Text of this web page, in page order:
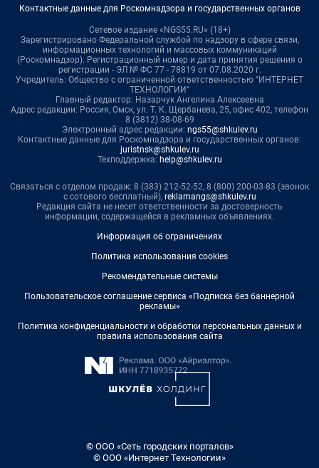
Контактные данные для Роскомнадзора и государственных органов
Сетевое издание «NGS55.RU» (18+)
Зарегистрировано Федеральной службой по надзору в сфере связи,
информационных технологий и массовых коммуникаций
(Роскомнадзор). Регистрационный номер и дата принятия решения о
регистрации - ЭЛ № ФС 77 - 78819 от 07.08.2020 г.
Учредитель: Общество с ограниченной ответственностью "ИНТЕРНЕТ
ТЕХНОЛОГИИ"
Главный редактор: Назарчук Ангелина Алексеевна
Адрес редакции: Россия, Омск, ул. Т. К. Щербанева, 25, офис 402, телефон
8 (3812) 38-08-69
Электронный адрес редакции: ngs55@shkulev.ru
Контактные данные для Роскомнадзора и государственных органов:
juristnsk@shkulev.ru
Техподдержка: help@shkulev.ru
Связаться с отделом продаж: 8 (383) 212-52-52, 8 (800) 200-03-83 (звонок
с сотового бесплатный), reklamangs@shkulev.ru
Редакция сайта не несет ответственности за достоверность
информации, содержащейся в рекламных объявлениях.
Информация об ограничениях
Политика использования cookies
Рекомендательные системы
Пользовательское соглашение сервиса «Подписка без баннерной
рекламы»
Политика конфиденциальности и обработки персональных данных и
правила использования сайта
© ООО «Сеть городских порталов»
© ООО «Интернет Технологии»